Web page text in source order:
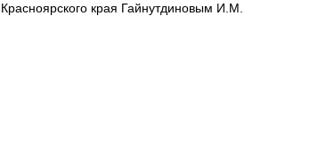
Красноярского края Гайнутдиновым И.М.